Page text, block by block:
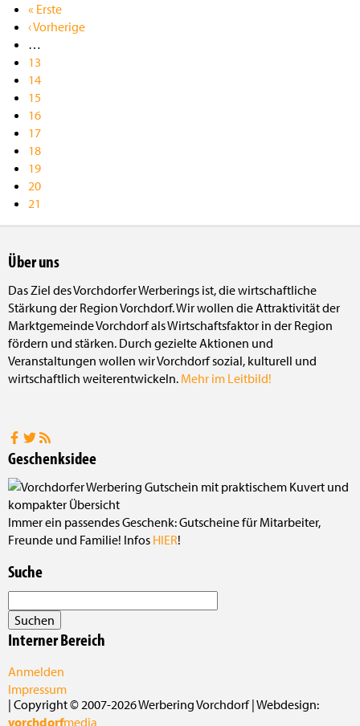
Erste
Seite
« Erste
Vorherige
Seite
‹ Vorherige
…
Seite
13
Seite
14
Seite
15
Seite
16
Seite
17
Seite
18
Seite
19
Seite
20
Aktuelle
Seite
21
Über uns
Das Ziel des Vorchdorfer Werberings ist, die wirtschaftliche
Stärkung der Region Vorchdorf. Wir wollen die Attraktivität der
Marktgemeinde Vorchdorf als Wirtschaftsfaktor in der Region
fördern und stärken. Durch gezielte Aktionen und
Veranstaltungen wollen wir Vorchdorf sozial, kulturell und
wirtschaftlich weiterentwickeln. Mehr im Leitbild!
Geschenksidee
Immer ein passendes Geschenk: Gutscheine für Mitarbeiter,
Freunde und Familie! Infos HIER!
Suche
Interner Bereich
Anmelden
Impressum
| Copyright © 2007-2026 Werbering Vorchdorf | Webdesign:
vorchdorfmedia